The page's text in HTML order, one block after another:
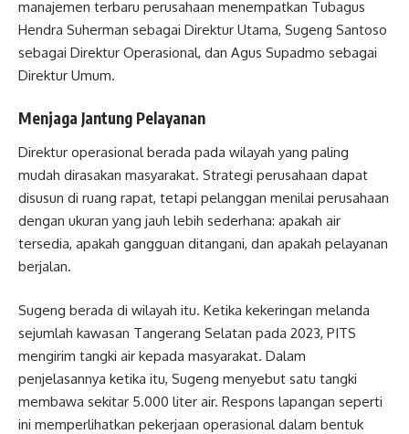
manajemen terbaru perusahaan menempatkan Tubagus
Hendra Suherman sebagai Direktur Utama, Sugeng Santoso
sebagai Direktur Operasional, dan Agus Supadmo sebagai
Direktur Umum.
Menjaga Jantung Pelayanan
Direktur operasional berada pada wilayah yang paling
mudah dirasakan masyarakat. Strategi perusahaan dapat
disusun di ruang rapat, tetapi pelanggan menilai perusahaan
dengan ukuran yang jauh lebih sederhana: apakah air
tersedia, apakah gangguan ditangani, dan apakah pelayanan
berjalan.
Sugeng berada di wilayah itu. Ketika kekeringan melanda
sejumlah kawasan Tangerang Selatan pada 2023, PITS
mengirim tangki air kepada masyarakat. Dalam
penjelasannya ketika itu, Sugeng menyebut satu tangki
membawa sekitar 5.000 liter air. Respons lapangan seperti
ini memperlihatkan pekerjaan operasional dalam bentuk